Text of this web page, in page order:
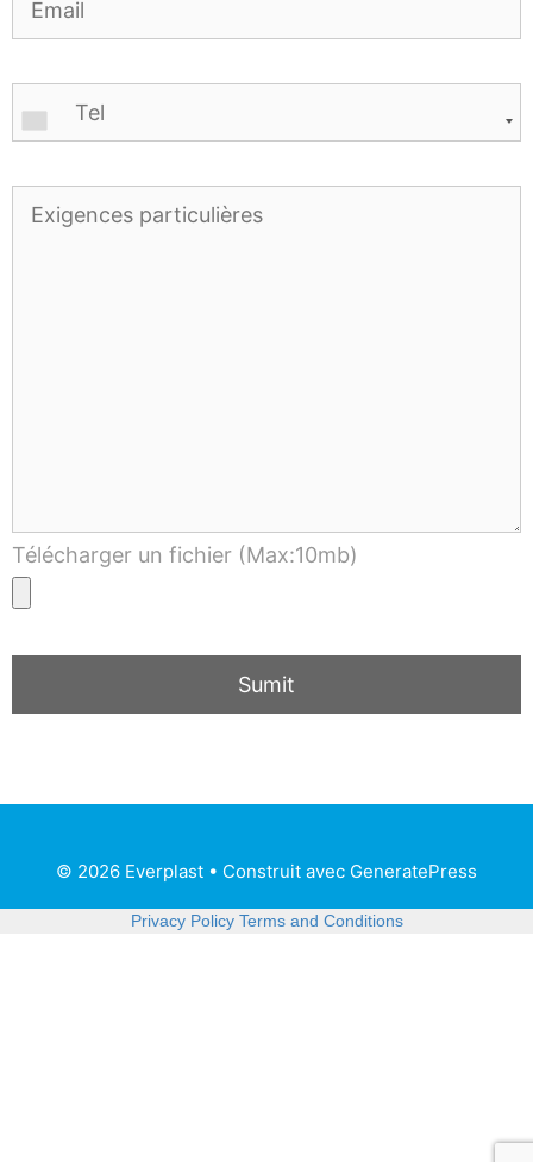
Télécharger un fichier (Max:10mb)
© 2026 Everplast • Construit avec GeneratePress
Privacy Policy Terms and Conditions